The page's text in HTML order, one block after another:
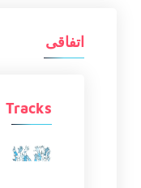
اتفاقی
Tracks